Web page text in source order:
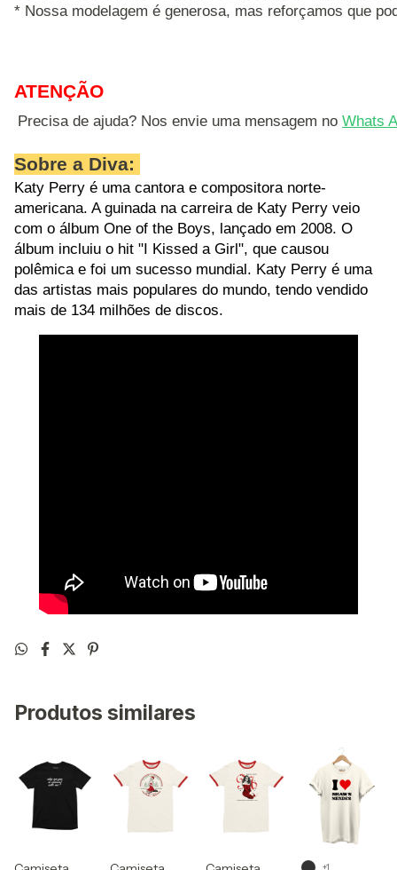
* Nossa modelagem é generosa, mas reforçamos que
ATENÇÃO
Precisa de ajuda? Nos envie uma mensagem no Whats
Sobre a Diva:
Katy Perry é uma cantora e compositora norte-
americana. A guinada na carreira de Katy Perry veio
com o álbum One of the Boys, lançado em 2008. O
álbum incluiu o hit "I Kissed a Girl", que causou
polêmica e foi um sucesso mundial. Katy Perry é uma
das artistas mais populares do mundo, tendo vendido
mais de 134 milhões de discos.
Produtos similares
+1